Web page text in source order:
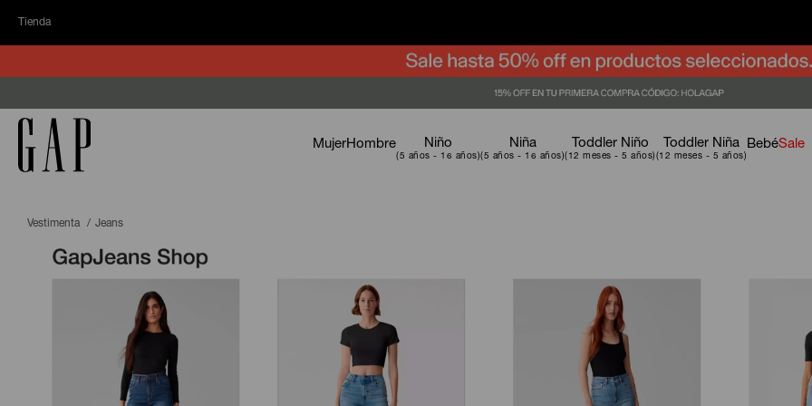
Tienda
MujerHombre Niño Niña Toddler Niño Toddler Niña BebéSale
Vestimenta Jeans